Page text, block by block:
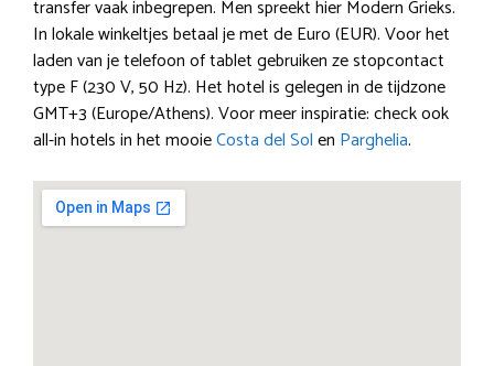
transfer vaak inbegrepen. Men spreekt hier Modern Grieks.
In lokale winkeltjes betaal je met de Euro (EUR). Voor het
laden van je telefoon of tablet gebruiken ze stopcontact
type F (230 V, 50 Hz). Het hotel is gelegen in de tijdzone
GMT+3 (Europe/Athens). Voor meer inspiratie: check ook
all-in hotels in het mooieCosta del Solen Parghelia.